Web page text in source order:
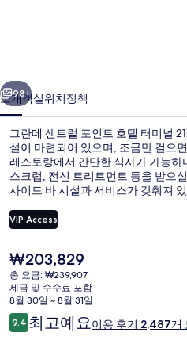
인
트
호
텔
터
미
21
의
사
다음
98+
소개객실위치정책
그란데 센트럴 포인트 호텔 터미널
설이 마련되어 있으며, 조금만 걸으
레스토랑에서 간단한 식사가 가능
스크럽, 전신 트리트먼트 등을 받으
사이드 바 시설과 서비스가 갖춰져
관광 즐기기에 좋고 대중 교통편을
좋아해요. 조금만 걸으면 Asok BTS
VIP Access
현
재
가
격
은
₩203,829
₩203,829
총 요금: ₩239,907
세금 및 수수료 포함
8월 30일 ~ 8월 31일
이
용
9.410점 만점 중 9.4점.
최고예요이용 후기 2,487개